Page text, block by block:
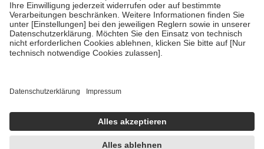
• Untersuchungen zur Vorsorge und Früherkennung, die von der
GKV getragen werden
• empfohlenen Schutzimpfungen
• Harn- und Blutteststreifen
getroffen, um sicherzustellen, dass es sich um echte Bewertungen
https://help.etrusted.com/hc/de/articles/4419944605341
Einige Bilder und Inhalte wurden unter Zuhilfenahme künstlicher